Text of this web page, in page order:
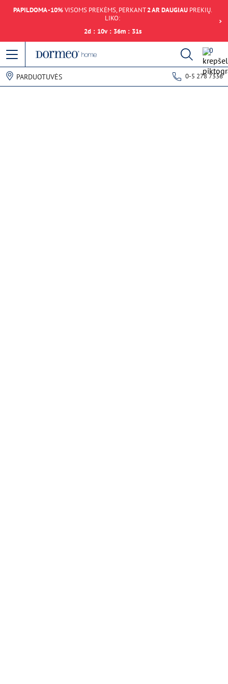
PAPILDOMA -10%VISOMS PREKĖMS, PERKANT2 AR DAUGIAUPREKIŲ.
LIKO:
2d : 10v : 36m : 31s
0
PARDUOTUVĖS 0-5 278 7336